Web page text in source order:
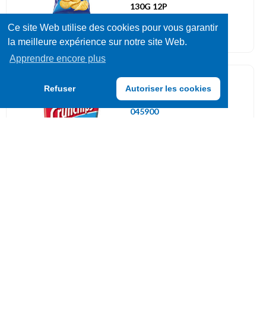
Ce site Web utilise des cookies pour vous garantir
la meilleure expérience sur notre site Web.
Apprendre encore plus
Refuser Autoriser les cookies
130G 12P
045900